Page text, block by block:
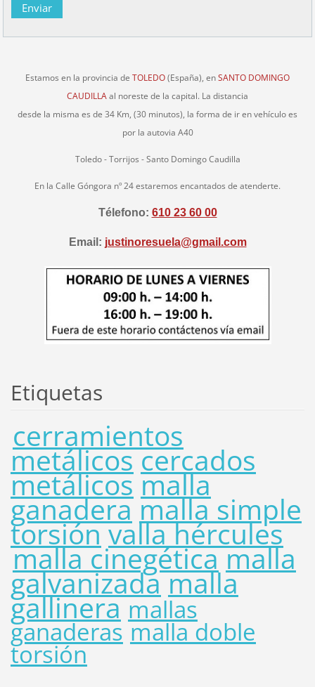
Estamos en la provincia de TOLEDO(España), enSANTO DOMINGO
CAUDILLAal noreste de la capital. La distancia
desde la misma es de 34 Km, (30 minutos), la forma de ir en vehículo es
por la autovia A40
Toledo - Torrijos - Santo Domingo Caudilla
En la Calle Góngora nº 24 estaremos encantados de atenderte.
Télefono: 610 23 60 00
Email: justinoresuela@gmail.com
Etiquetas
cerramientos
metálicoscercados
metálicosmalla
ganadera malla simple
torsiónvalla hércules
malla cinegéticamalla
galvanizadamalla
gallinera mallas
ganaderas malla doble
torsión